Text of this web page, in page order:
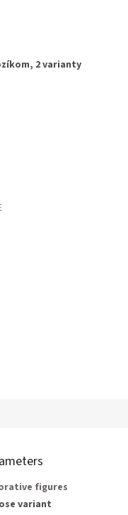
2 varianty
figures
variant